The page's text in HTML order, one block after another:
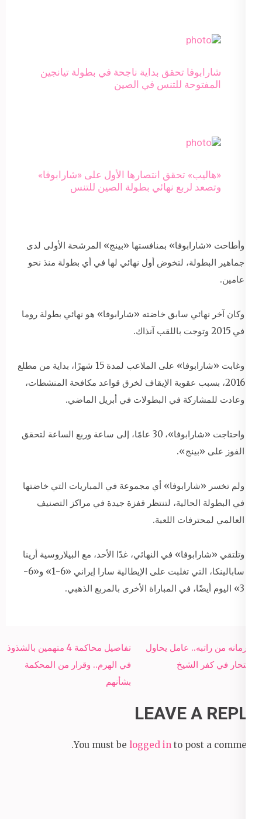
شارابوفا تحقق بداية ناجحة في بطولة تيانجين
المفتوحة للتنس في الصين
«هاليب» تحقق انتصارها الأول على «شارابوفا»
وتصعد لربع نهائي بطولة الصين للتنس
وأطاحت «شارابوفا» بمنافستها «بينج» المرشحة الأولى لدى
جماهير البطولة، لتخوض أول نهائي لها في أي بطولة منذ نحو
عامين.
وكان آخر نهائي سابق خاضته «شارابوفا» هو نهائي بطولة روما
في 2015 وتوجت باللقب آنذاك.
وغابت «شارابوفا» على الملاعب لمدة 15 شهرًا، بداية من مطلع
2016، بسبب عقوبة الإيقاف لخرق قواعد مكافحة المنشطات،
وعادت للمشاركة في البطولات في أبريل الماضي.
واحتاجت «شارابوفا»، 30 عامًا، إلى ساعة وربع الساعة لتحقق
الفوز على «بينج».
ولم تخسر «شارابوفا» أي مجموعة في المباريات التي خاضتها
في البطولة الحالية، لتنتظر قفزة جيدة في مراكز التصنيف
العالمي لمحترفات اللعبة.
وتلتقي «شارابوفا» في النهائي، غدًا الأحد، مع البيلاروسية أرينا
سابالينكا، التي تغلبت على الإيطالية سارا إيراني «6-1» و«6-
3» اليوم أيضًا، في المباراة الأخرى بالمربع الذهبي.
Post
navigation
تفاصيل محاكمة 4 متهمين بالشذوذ
في الهرم.. وقرار من المحكمة
بشأنهم
لحرمانه من راتبه.. عامل يحاول
الانتحار في كفر الشيخ
LEAVE A REPLY
You must be logged in to post a comment.